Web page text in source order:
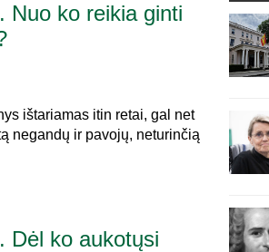
Nuo ko reikia ginti
ištariamas itin retai, gal net
negandų ir pavojų, neturinčią
Dėl ko aukotųsi